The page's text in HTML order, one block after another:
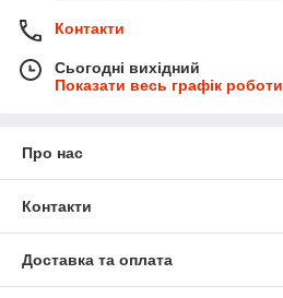
Контакти
Сьогодні вихідний
Показати весь графік роботи
Про нас
Контакти
Доставка та оплата